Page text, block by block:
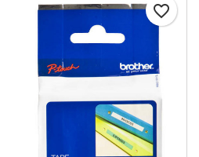
favorite_border